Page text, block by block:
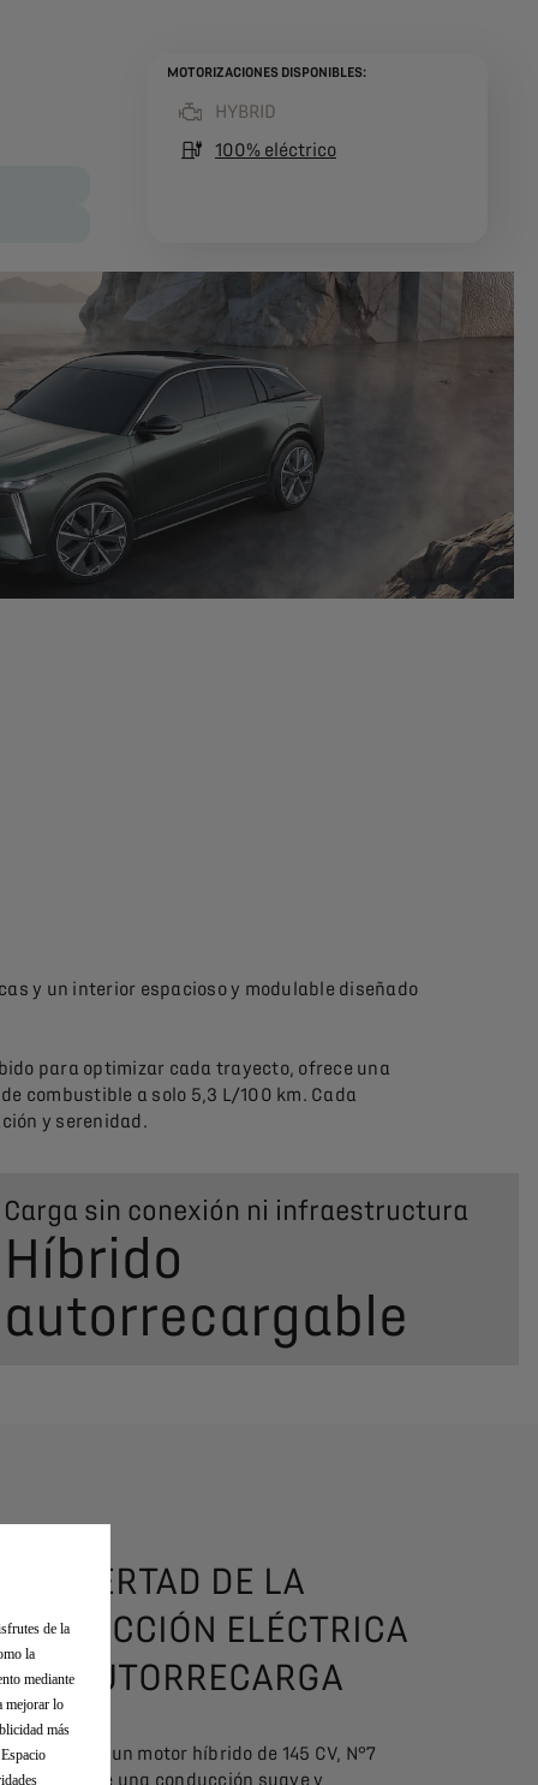
MOTORIZACIONES DISPONIBLES:
HYBRID
100% eléctrico
y un interior espacioso y modulable diseñado
para optimizar cada trayecto, ofrece una
combustible a solo 5,3 L/100 km. Cada
y serenidad.
Carga sin conexión ni infraestructura
Híbrido
autorrecargable
LA LIBERTAD DE LA
ELÉCTRICA
AUTORRECARGA
con un motor híbrido de 145 CV, N°7
ofrece una conducción suave y
de la
la
mediante
mejorar lo
más